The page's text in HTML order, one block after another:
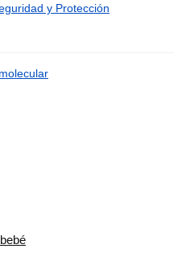
y Protección